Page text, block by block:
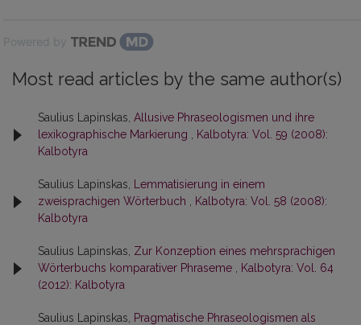
Powered by
Most read articles by the same author(s)
Saulius Lapinskas, Allusive Phraseologismen und ihre
lexikographische Markierung
Kalbotyra: Vol. 59 (2008):
Kalbotyra
Saulius Lapinskas,
Lemmatisierung in einem
zweisprachigen Wörterbuch
Kalbotyra: Vol. 58 (2008):
Kalbotyra
Saulius Lapinskas, Zur Konzeption eines mehrsprachigen
Wörterbuchs komparativer Phraseme
Kalbotyra: Vol. 64
(2012): Kalbotyra
Saulius Lapinskas,
Pragmatische Phraseologismen als